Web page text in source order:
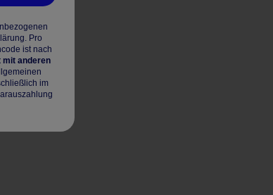
Pro
ist nach
mit anderen
im